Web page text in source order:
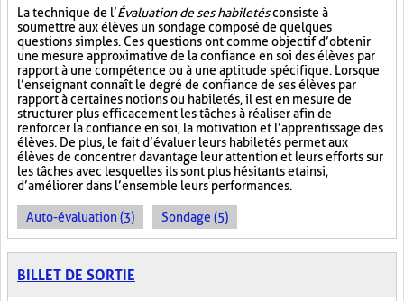
La technique de l’Évaluation de ses habiletésconsiste à
soumettre aux élèves un sondage composé de quelques
questions simples. Ces questions ont comme objectif d’obtenir
une mesure approximative de la confiance en soi des élèves par
rapport à une compétence ou à une aptitude spécifique. Lorsque
l’enseignant connaît le degré de confiance de ses élèves par
rapport à certaines notions ou habiletés, il est en mesure de
structurer plus efficacement les tâches à réaliser afin de
renforcer la confiance en soi, la motivation et l’apprentissage des
élèves. De plus, le fait d’évaluer leurs habiletés permet aux
élèves de concentrer davantage leur attention et leurs efforts sur
les tâches avec lesquelles ils sont plus hésitants et ainsi,
d’améliorer dans l’ensemble leurs performances.
Auto-évaluation (3) Sondage (5)
BILLET DE SORTIE